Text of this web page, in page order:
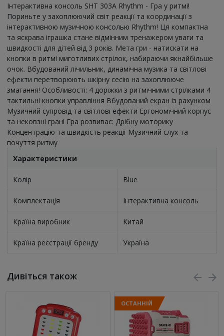
Інтерактивна консоль SHT 303A Rhythm - Гра у ритмі!
Пориньте у захоплюючий світ реакції та координації з
інтерактивною музичною консолью Rhythm! Ця компактна
та яскрава іграшка стане відмінним тренажером уваги та
швидкості для дітей від 3 років. Мета гри - натискати на
кнопки в ритмі миготливих стрілок, набираючи якнайбільше
очок. Вбудований лічильник, динамічна музика та світлові
ефекти перетворюють шкірну сесію на захоплююче
змагання! Особливості: 4 доріжки з ритмічними стрілками 4
тактильні кнопки управління Вбудований екран із рахунком
Музичний супровід та світлові ефекти Ергономічний корпус
та нековзні грані Гра розвиває: Дрібну моторику
Концентрацію та швидкість реакції Музичний слух та
почуття ритму
Характеристики
Колір Blue
Комплектація Інтерактивна консоль
Країна виробник Китай
Країна реєстрації бренду Україна
Дивіться також
ОСТАННІЙ